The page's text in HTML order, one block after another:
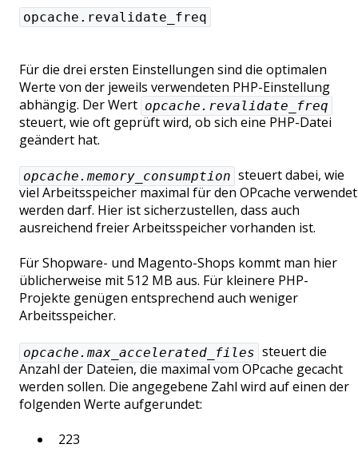
opcache.revalidate_freq
Für die drei ersten Einstellungen sind die optimalen
Werte von der jeweils verwendeten PHP-Einstellung
abhängig. Der Wert opcache.revalidate_freq
steuert, wie oft geprüft wird, ob sich eine PHP-Datei
geändert hat.
opcache.memory_consumption steuert dabei, wie
viel Arbeitsspeicher maximal für den OPcache verwendet
werden darf. Hier ist sicherzustellen, dass auch
ausreichend freier Arbeitsspeicher vorhanden ist.
Für Shopware- und Magento-Shops kommt man hier
üblicherweise mit 512 MB aus. Für kleinere PHP-
Projekte genügen entsprechend auch weniger
Arbeitsspeicher.
opcache.max_accelerated_files steuert die
Anzahl der Dateien, die maximal vom OPcache gecacht
werden sollen. Die angegebene Zahl wird auf einen der
folgenden Werte aufgerundet:
223